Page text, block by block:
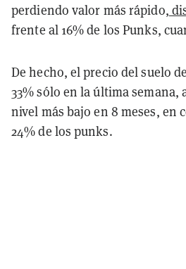
perdiendo valor más rápido,
frente al 16% de los Punks,
De hecho, el precio del suelo
33% sólo en la última semana,
nivel más bajo en 8 meses, en
24% de los punks.